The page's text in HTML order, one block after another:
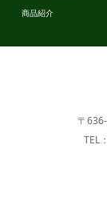
商品紹介
〒
TEL